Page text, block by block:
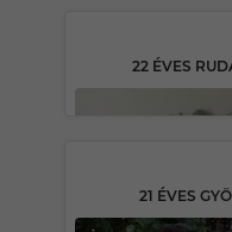
22 ÉVES
21 ÉVES